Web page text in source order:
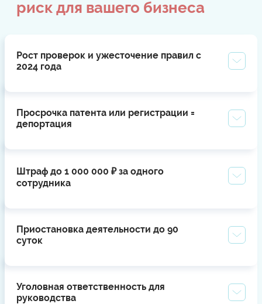
риск для вашего бизнеса
Рост проверок и ужесточение правил с
2024 года
Просрочка патента или регистрации =
депортация
Штраф до 1 000 000 ₽ за одного
сотрудника
Приостановка деятельности до 90
суток
Уголовная ответственность для
руководства